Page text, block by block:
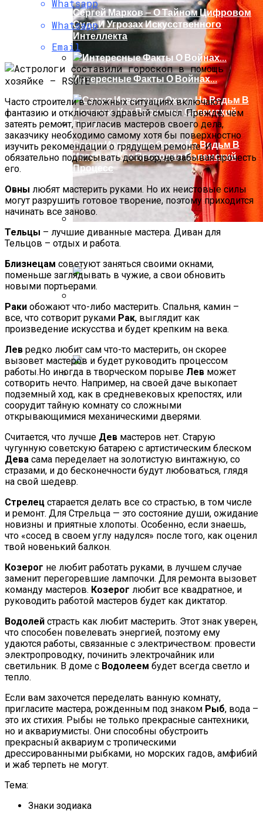
Ваша Любовь К Оранжевому: Глоток
Энергии Или Сигнал Уставшей Души
Женская Зимняя Обувь: 5 Стильных
Моделей, За Которыми
Лунный Календарь Окрашивания
Волос На Октябрь 2025 Года
Сергей Марков — О Тайном Цифровом
Суде И Угрозах Искусственного
Интеллекта
Интересные Факты О Войнах…
Самая Известная Охота На Ведьм В
Истории: Как Проходил Салемский
Процесс
Whatsapp
Whatsapp
Email
Часто строители в сложных ситуациях включают
фантазию и отключают здравый смысл. Прежде, чем
затеять ремонт, пригласив мастеров своего дела,
заказчику необходимо самому хотя бы поверхностно
изучить рекомендации о грядущем ремонте. И
обязательно подписывать договор, не забывая прочесть
его.
Овны любят мастерить руками. Но их неистовые силы
могут разрушить готовое творение, поэтому приходится
начинать все заново.
Тельцы – лучшие диванные мастера. Диван для
Тельцов – отдых и работа.
Близнецам советуют заняться своими окнами,
поменьше заглядывать в чужие, а свои обновить
новыми портьерами.
Раки обожают что-либо мастерить. Спальня, камин –
все, что сотворит руками Рак, выглядит как
произведение искусства и будет крепким на века.
Лев редко любит сам что-то мастерить, он скорее
вызовет мастеров и будет руководить процессом
работы.Но иногда в творческом порыве Лев может
сотворить нечто. Например, на своей даче выкопает
подземный ход, как в средневековых крепостях, или
соорудит тайную комнату со сложными
открывающимися механическими дверями.
Считается, что лучше Дев мастеров нет. Старую
чугунную советскую батарею с артистическим блеском
Дева сама переделает на золотистую винтажную, со
стразами, и до бесконечности будут любоваться, глядя
на свой шедевр.
Стрелец старается делать все со страстью, в том числе
и ремонт. Для Стрельца — это состояние души, ожидание
новизны и приятные хлопоты. Особенно, если знаешь,
что «сосед в своем углу надулся» после того, как оценил
твой новенький балкон.
Козерог не любит работать руками, в лучшем случае
заменит перегоревшие лампочки. Для ремонта вызовет
команду мастеров. Козерог любит все квадратное, и
руководить работой мастеров будет как диктатор.
Водолей страсть как любит мастерить. Этот знак уверен,
что способен повелевать энергией, поэтому ему
удаются работы, связанные с электричеством: провести
электропроводку, починить электрочайник или
светильник. В доме с Водолеем будет всегда светло и
тепло.
Если вам захочется переделать ванную комнату,
пригласите мастера, рожденным под знаком Рыб, вода –
это их стихия. Рыбы не только прекрасные сантехники,
но и аквариумисты. Они способны обустроить
прекрасный аквариум с тропическими
дрессированными рыбками, но морских гадов, амфибий
и жаб терпеть не могут.
Тема:
Знаки зодиака